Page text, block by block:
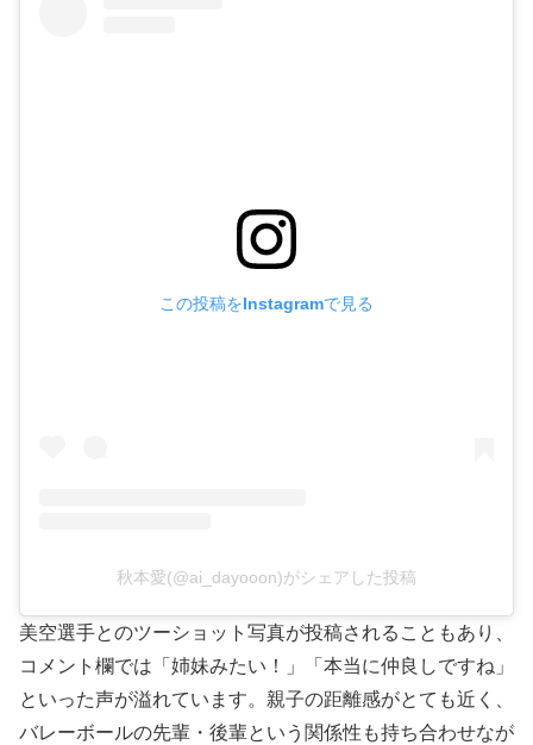
この投稿をInstagramで見る
秋本愛(@ai_dayooon)がシェアした投稿
美空選手とのツーショット写真が投稿されることもあり、
コメント欄では「姉妹みたい！」「本当に仲良しですね」
といった声が溢れています。親子の距離感がとても近く、
バレーボールの先輩・後輩という関係性も持ち合わせなが